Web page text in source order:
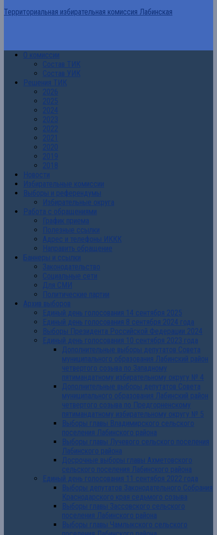
Территориальная избирательная комиссия Лабинская
О комиссии
Состав ТИК
Состав УИК
Решения ТИК
2026
2025
2024
2023
2022
2021
2020
2019
2018
Новости
Избирательные комиссии
Выборы и референдумы
Избирательные округа
Работа с обращениями
График приема
Полезные ссылки
Адрес и телефоны ИККК
Направить обращение
Баннеры и ссылки
Законодательство
Социальные сети
Для СМИ
Политические партии
Архив выборов
Единый день голосования 14 сентября 2025
Единый день голосования 8 сентября 2024 года
Выборы Президента Российской Федерации 2024
Единый день голосования 10 сентября 2023 года
Дополнительные выборы депутатов Совета
муниципального образования Лабинский район
четвертого созыва по Западному
пятимандатному избирательному округу № 4
Дополнительные выборы депутатов Совета
муниципального образования Лабинский район
четвертого созыва по Предгорненскому
пятимандатному избирательному округу № 5
Выборы главы Владимирского сельского
поселения Лабинского района
Выборы главы Лучевого сельского поселения
Лабинского района
Досрочные выборы главы Ахметовского
сельского поселения Лабинского района
Единый день голосования 11 сентября 2022 года
Выборы депутатов Законодательного Собрания
Краснодарского края седьмого созыва
Выборы главы Зассовского сельского
поселения Лабинского района
Выборы главы Чамлыкского сельского